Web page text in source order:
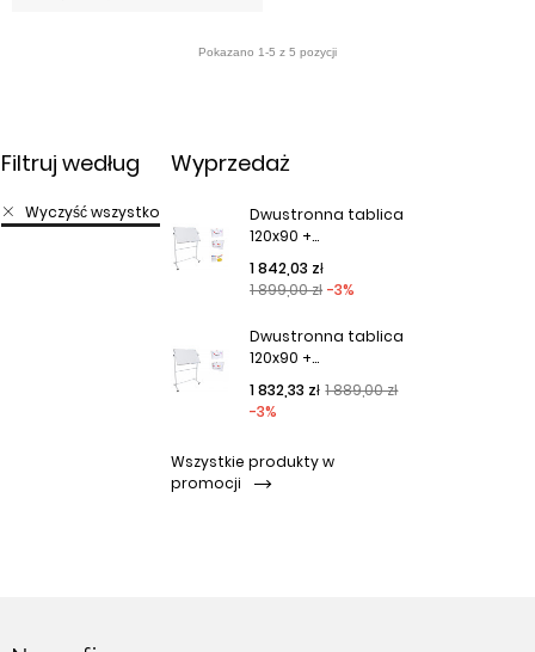
Filtruj według
Wyczyść wszystko
Wyprzedaż
Dwustronna tablica
120x90 +...
Cena podstawowa
1 899,00 zł -3%
Cena
1 842,03 zł
Dwustronna tablica
120x90 +...
Cena podstawowa
1 889,00 zł
-3%
Cena
1 832,33 zł
Wszystkie produkty w
promocji